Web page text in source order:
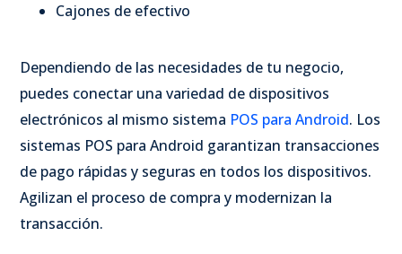
Cajones de efectivo
Dependiendo de las necesidades de tu negocio,
puedes conectar una variedad de dispositivos
electrónicos al mismo sistema POS para Android. Los
sistemas POS para Android garantizan transacciones
de pago rápidas y seguras en todos los dispositivos.
Agilizan el proceso de compra y modernizan la
transacción.